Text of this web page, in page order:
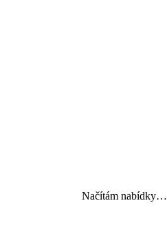
Načítám nabídky…